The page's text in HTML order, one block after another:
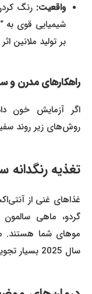
واقعیت:رنگ کردن
شیمیایی قوی به
بر تولید ملانین اثر
راهکارهای مدرن و
اگر آزمایش خون
روش‌های زیر روند
تغذیه رنگدانه ساز
غذاهای غنی از
موهای شما هستند.
سال 2025 بسیار تجویز می‌شوند.